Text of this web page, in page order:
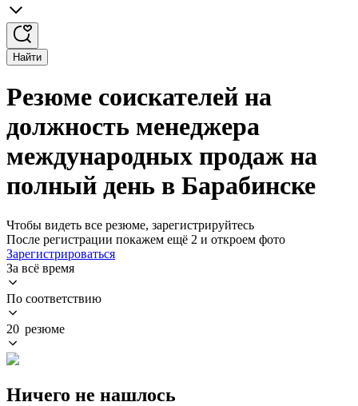
Найти
Резюме соискателей на
должность менеджера
международных продаж на
полный день в Барабинске
Чтобы видеть все резюме, зарегистрируйтесь
После регистрации покажем ещё 2 и откроем фото
Зарегистрироваться
За всё время
По соответствию
20 резюме
Ничего не нашлось